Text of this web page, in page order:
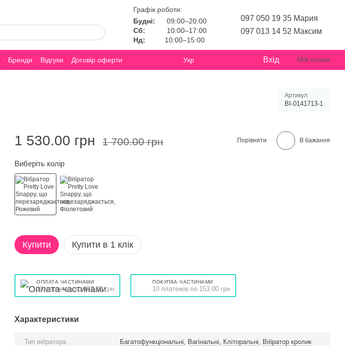
Графік роботи:
Будні:
09:00–20:00
Сб:
10:00–17:00
Нд:
10:00–15:00
097 050 19 35 Мария
097 013 14 52 Максим
Бренди Відгуки
Договір оферти
Укр Вхід Мій кошик
Артикул
BI-0141713-1
1 530.00 грн 1 700.00 грн Порівняти В бажання
Виберіть колір
Купити Купити в 1 клік
ОПЛАТА ЧАСТИНАМИ
10 платежів по 153.00 грн
ПОКУПКА ЧАСТИНАМИ
10 платежів по 153.00 грн
Характеристики
Тип вібратора Багатофункціональні, Вагінальні, Кліторальні, Вібратор кролик